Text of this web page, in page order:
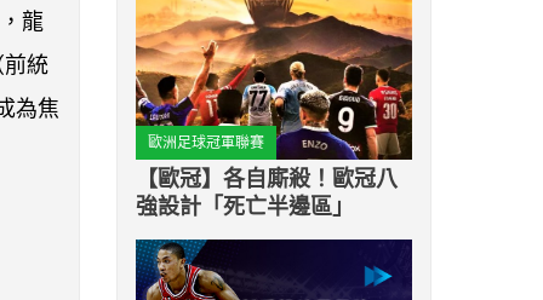
龍
前統
為焦
歐洲足球冠軍聯賽
【歐冠】各自廝殺！歐冠八
強設計「死亡半邊區」